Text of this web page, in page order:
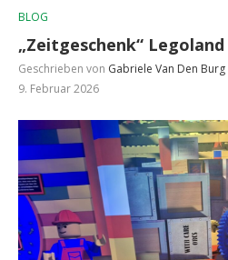
BLOG
„Zeitgeschenk“
Geschrieben von Gabriele Van Den Burg
9. Februar 2026